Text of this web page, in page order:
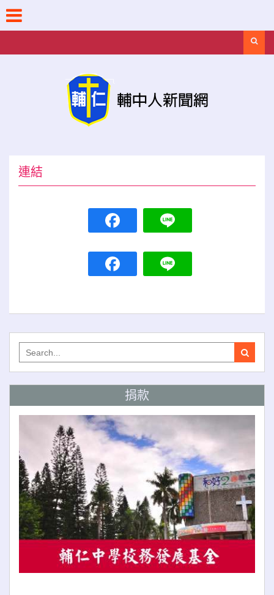
content
連結
for:
捐款